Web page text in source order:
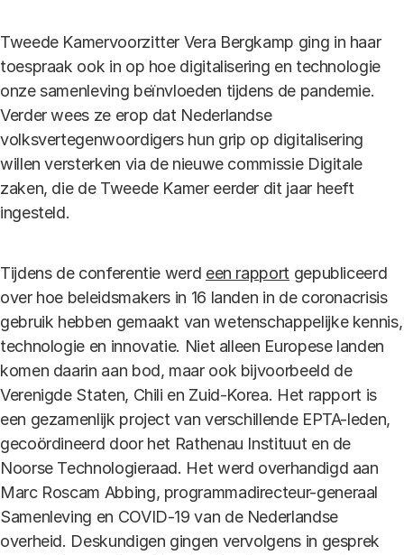
Tweede Kamervoorzitter Vera Bergkamp ging in haar
toespraak ook in op hoe digitalisering en technologie
onze samenleving beïnvloeden tijdens de pandemie.
Verder wees ze erop dat Nederlandse
volksvertegenwoordigers hun grip op digitalisering
willen versterken via de nieuwe commissie Digitale
zaken, die de Tweede Kamer eerder dit jaar heeft
ingesteld.
Tijdens de conferentie werd een rapport gepubliceerd
over hoe beleidsmakers in 16 landen in de coronacrisis
gebruik hebben gemaakt van wetenschappelijke kennis,
technologie en innovatie. Niet alleen Europese landen
komen daarin aan bod, maar ook bijvoorbeeld de
Verenigde Staten, Chili en Zuid-Korea. Het rapport is
een gezamenlijk project van verschillende EPTA-leden,
gecoördineerd door het Rathenau Instituut en de
Noorse Technologieraad. Het werd overhandigd aan
Marc Roscam Abbing, programmadirecteur-generaal
Samenleving en COVID-19 van de Nederlandse
overheid. Deskundigen gingen vervolgens in gesprek